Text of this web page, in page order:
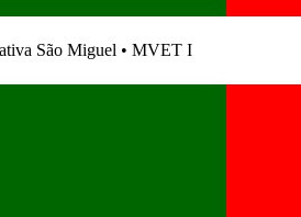
São Miguel • MVET I